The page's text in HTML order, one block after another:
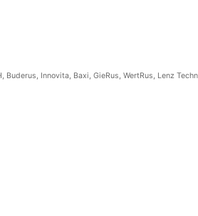
Innovita, Baxi, GieRus, WertRus, Lenz